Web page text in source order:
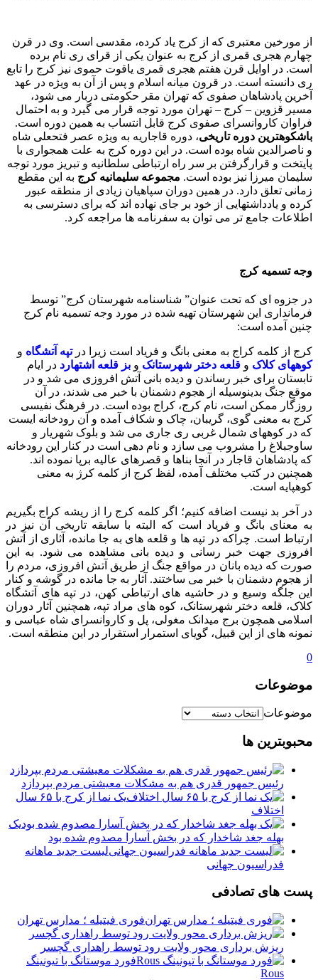
از مورخین معتبری که از کرج یاد کرده، مقدسی است. وی در قرن
چهارم هجری قمری از کرج به عنوان یکی از قرای ری نام برده
است. در اوایل قرن هفتم هجری قمری یاقوت حموی نیز کرج را تابع
ری دانسته است. در قرون میانه اسلام و پس از آن به ویژه در عهد
آخرین پادشاهان صفوی که تهران مقر حکومتی دربار می شود،
مسیر قزوین – کرج – تهران مورد توجه قرار می گیرد و به احتمال
فراوان کاروانسرای صفوی کرج قابل انتساب به همین دوره است.
باشکوهترین دوره تاریخی، دوره قاجاریه به ویژه عصر فتحعلی شاه
و ناصرالدین شاه بوده است. در این دوره کرج به علت همجواری با
پایتخت و قرارگرفتن بر سر راه ارتباطی سلطانیه و تبریز مورد توجه
سلیمان میرزا نیز بوده است. مجموعه سلیمانیه کرج به این مقطع
زمانی تعلق دارد. در همین دوران سپاهیان زیادی از منطقه عبور
کرده و یادداشتهایی از خود بر جای نهاده اند که برای دسترسی به
اطلاعات جامع تر می توان به سفرنامه ها مراجعه کرد.
وجه تسمیه کرج
در جزوه ای که تحت عنوان” شناسنامه شهرستان کرج” توسط
فرمانداری این شهرستان تهیه شده در مورد وجه تسمیه نام کرج
چنین آمده است:
کرج از کلمه کراج به معنی بانگ و فریاد است زیرا درتپه آتشگاه و
کوههای کلاک و قلعه دختر شهرستانک و بز قلعه اشتهارد در ایام
تابستان برای خبر رساندن و دیده بانی آتش افروزی می شد و در
موقع جنگ بدینوسیله از هجوم دشمنان با خبر می شدند، در آن
روزگار ممکن است، نام کرج، کراج بوده است. در فرهنگ نفیسی
کرج به معنی گوی، گریبان، چاک و شکاف آمده و آن رودخانه ایست
که در کوههای شمال غربی ری جاری می شد و بلوک شهریار و
ساوجبلاغ را مشروب می سازد و نام دهی است در کنار این رودخانه
که پادشاهان قاجار در آنجا بناها و قصرهای عالیه برپا نموده اند.
همچنین در کتب مختلف آمده، لفظ کرج از کلمه کرژ به معنی
کوهپایه است.
در آخر بد نیست اضافه کنیم؛ اگر کلمه کرج را از ریشه کراج بگیریم
به معنای بانگ و فریاد است که البته با سابقه تاریخی آن نیز در
ارتباط است. چراکه در تپه ها و قلعه های به جا مانده، آثاری از آتش
افروزی جهت خبر رسانی و دیده بانی مشاهده می شود. به این
صورت که دیده بانان در مواقع جنگ از طریق آتش افروزی، مردم را
از هجوم دشمنان با خبر می ساختند. آثار به جا مانده در گوشه و کنار
این جلگه وسیع و در حاشیه های ارتباطی کهن، در تپه های آتشگاه
کلاک، قلعه دختر شهرستانک، کوه های مراد تپه، همچنین آثار دوران
اسلامی همچون برج میدانک مغولی، پل و کاروانسرای شاه عباسی و
نمونه های از این قبیل، گویای استمرار استقرار در این منطقه است.
0
موضوعات
موضوعات
محبوبترین ها
رئیس جمهور قدری هم به مشکلات معیشتی مردم بپردازد
یک نما از کرج با ۶۵ سال
اختلاف
یک
بهله جغد شاخدار که در بخش آسارا مصدوم شده بود
لیست جدید ماهانه
فدراسیون جهانی
پست های تصادفی
فوری فیتیله ؛ مدارس تهران
ریزش برداری محور ولایت رود توسط راهداری گچسر
فورد موستانگ با تیونینگ
Rous